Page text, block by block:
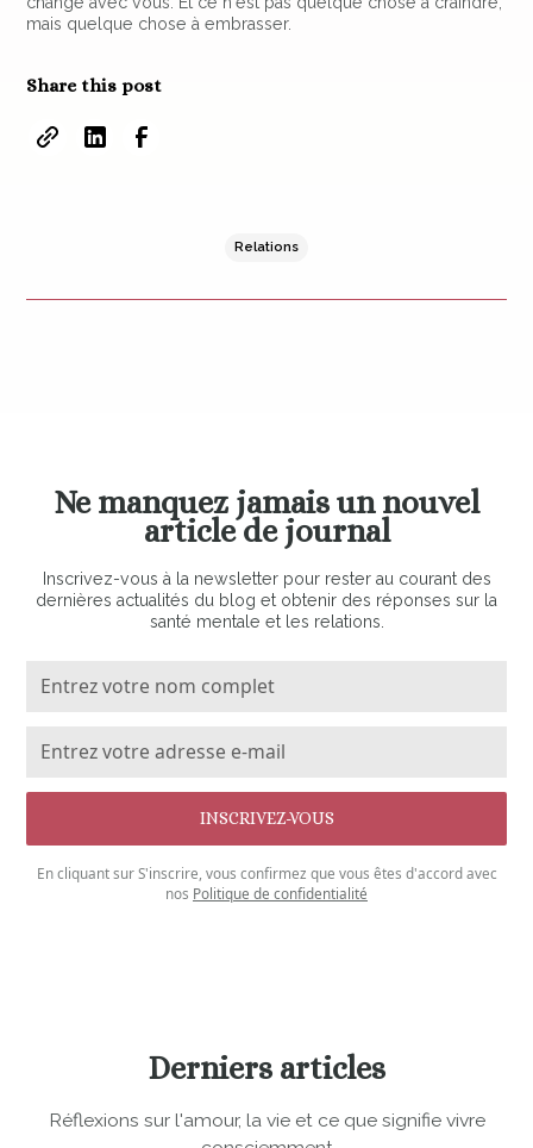
mais quelque chose à embrasser.
Share this post
Relations
Ne manquez jamais un nouvel
article de journal
Inscrivez-vous à la newsletter pour rester au courant des
dernières actualités du blog et obtenir des réponses sur la
santé mentale et les relations.
En cliquant sur S'inscrire, vous confirmez que vous êtes d'accord avec
nos Politique de confidentialité
Derniers articles
Réflexions sur l'amour, la vie et ce que signifie vivre